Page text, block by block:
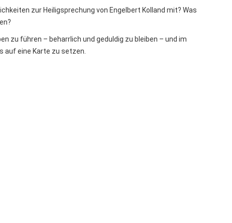
zur Heiligsprechung von Engelbert Kolland mit? Was
zu führen – beharrlich und geduldig zu bleiben – und im
auf eine Karte zu setzen.